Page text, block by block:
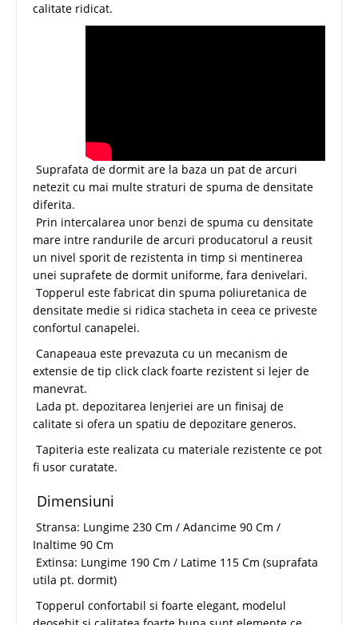
calitate ridicat.
Suprafata de dormit are la baza un pat de arcuri
netezit cu mai multe straturi de spuma de densitate
diferita.
Prin intercalarea unor benzi de spuma cu densitate
mare intre randurile de arcuri producatorul a reusit
un nivel sporit de rezistenta in timp si mentinerea
unei suprafete de dormit uniforme, fara denivelari.
Topperul este fabricat din spuma poliuretanica de
densitate medie si ridica stacheta in ceea ce priveste
confortul canapelei.
Canapeaua este prevazuta cu un mecanism de
extensie de tip click clack foarte rezistent si lejer de
manevrat.
Lada pt. depozitarea lenjeriei are un finisaj de
calitate si ofera un spatiu de depozitare generos.
Tapiteria este realizata cu materiale rezistente ce pot
fi usor curatate.
Dimensiuni
Stransa: Lungime 230 Cm / Adancime 90 Cm /
Inaltime 90 Cm
Extinsa: Lungime 190 Cm / Latime 115 Cm (suprafata
utila pt. dormit)
Topperul confortabil si foarte elegant, modelul